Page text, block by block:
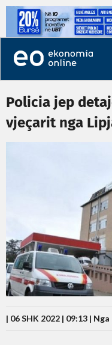
Policia jep
vjeçarit nga
| 06 SHK 2022 | 09:13 | Nga